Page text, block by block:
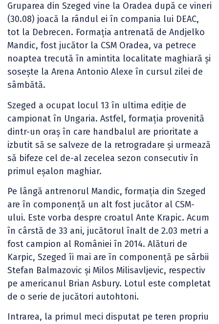
Gruparea din Szeged vine la Oradea după ce vineri
(30.08) joacă la rândul ei în compania lui DEAC,
tot la Debrecen. Formația antrenată de Andjelko
Mandic, fost jucător la CSM Oradea, va petrece
noaptea trecută în amintita localitate maghiară și
sosește la Arena Antonio Alexe în cursul zilei de
sâmbătă.
Szeged a ocupat locul 13 în ultima ediție de
campionat în Ungaria. Astfel, formația provenită
dintr-un oraș în care handbalul are prioritate a
izbutit să se salveze de la retrogradare și urmează
să bifeze cel de-al zecelea sezon consecutiv în
primul eșalon maghiar.
Pe lângă antrenorul Mandic, formația din Szeged
are în componență un alt fost jucător al CSM-
ului. Este vorba despre croatul Ante Krapic. Acum
în cârstă de 33 ani, jucătorul înalt de 2.03 metri a
fost campion al României în 2014. Alături de
Karpic, Szeged îi mai are în componență pe sârbii
Stefan Balmazovic și Milos Milisavljevic, respectiv
pe americanul Brian Asbury. Lotul este completat
de o serie de jucători autohtoni.
Intrarea, la primul meci disputat pe teren propriu